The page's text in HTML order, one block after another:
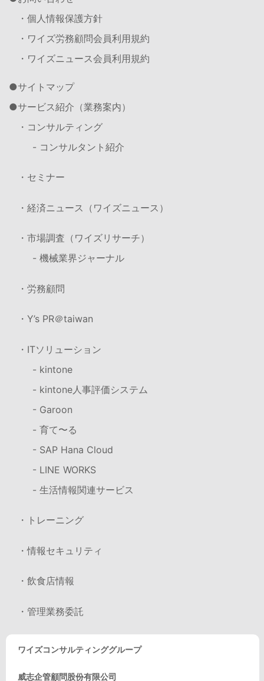
・個人情報保護方針
・ワイズ労務顧問会員利用規約
・ワイズニュース会員利用規約
サイトマップ
サービス紹介（業務案内）
・コンサルティング
- コンサルタント紹介
・セミナー
・経済ニュース（ワイズニュース）
・市場調査（ワイズリサーチ）
- 機械業界ジャーナル
・労務顧問
・Y’s PR＠taiwan
・ITソリューション
- kintone
- kintone人事評価システム
- Garoon
- 育て〜る
- SAP Hana Cloud
- LINE WORKS
- 生活情報関連サービス
・トレーニング
・情報セキュリティ
・飲食店情報
・管理業務委託
ワイズコンサルティンググループ
威志企管顧問股份有限公司